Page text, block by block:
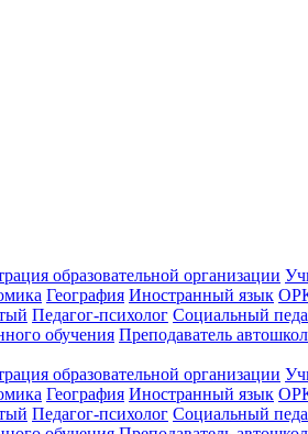
образовательной организации
География Иностранный язык
Педагог-психолог Социальный
обучения Преподаватель
образовательной организации
География Иностранный язык
Педагог-психолог Социальный